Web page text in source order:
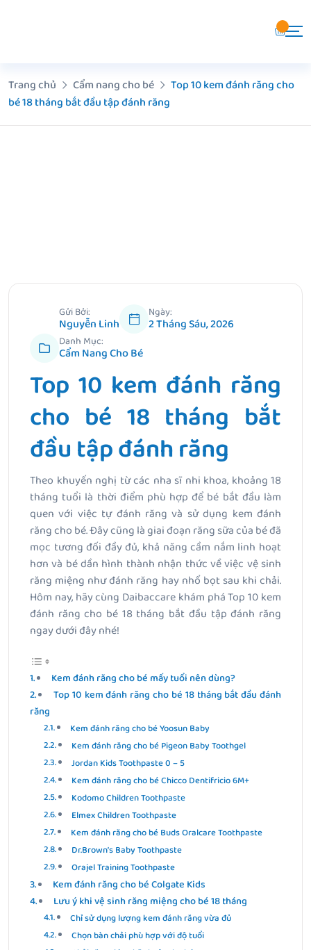
Trang chủ
Cẩm nang cho bé
Top 10 kem đánh răng cho
bé 18 tháng bắt đầu tập đánh răng
Gửi Bởi:
Nguyễn Linh
Ngày:
2 Tháng Sáu, 2026
Danh Mục:
Cẩm Nang Cho Bé
Top 10 kem đánh răng
cho bé 18 tháng bắt
đầu tập đánh răng
Theo khuyến nghị từ các nha sĩ nhi khoa, khoảng 18
tháng tuổi là thời điểm phù hợp để bé bắt đầu làm
quen với việc tự đánh răng và sử dụng kem đánh
răng cho bé. Đây cũng là giai đoạn răng sữa của bé đã
mọc tương đối đầy đủ, khả năng cầm nắm linh hoạt
hơn và bé dần hình thành nhận thức về việc vệ sinh
răng miệng như đánh răng hay nhổ bọt sau khi chải.
Hôm nay, hãy cùng Daibaccare khám phá Top 10 kem
đánh răng cho bé 18 tháng bắt đầu tập đánh răng
ngay dưới đây nhé!
Kem đánh răng cho bé mấy tuổi nên dùng?
Top 10 kem đánh răng cho bé 18 tháng bắt đầu đánh
răng
Kem đánh răng cho bé Yoosun Baby
Kem đánh răng cho bé Pigeon Baby Toothgel
Jordan Kids Toothpaste 0 – 5
Kem đánh răng cho bé Chicco Dentifricio 6M+
Kodomo Children Toothpaste
Elmex Children Toothpaste
Kem đánh răng cho bé Buds Oralcare Toothpaste
Dr.Brown’s Baby Toothpaste
Orajel Training Toothpaste
Kem đánh răng cho bé Colgate Kids
Lưu ý khi vệ sinh răng miệng cho bé 18 tháng
Chỉ sử dụng lượng kem đánh răng vừa đủ
Chọn bàn chải phù hợp với độ tuổi